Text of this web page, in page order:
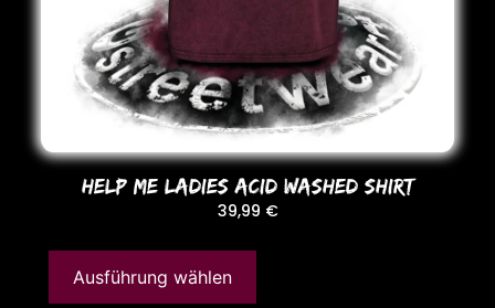
HELP ME LADIES ACID WASHED SHIRT
39,99 €
Ausführung wählen